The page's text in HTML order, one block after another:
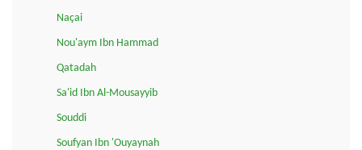
Naçai
Nou'aym Ibn Hammad
Qatadah
Sa'id Ibn Al-Mousayyib
Souddi
Soufyan Ibn 'Ouyaynah